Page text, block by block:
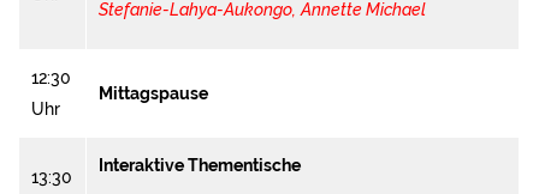
Stefanie-Lahya-Aukongo, Annette Michael
12:30
Uhr
Mittagspause
13:30
Interaktive Thementische